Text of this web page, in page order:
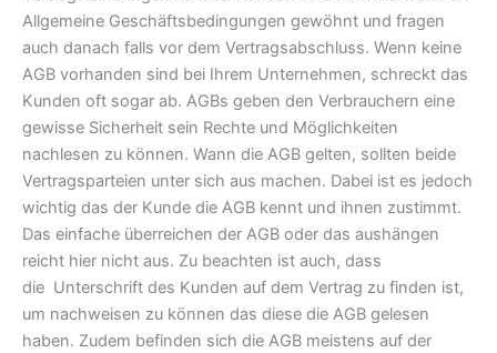
Allgemeine Geschäftsbedingungen gewöhnt und fragen
auch danach falls vor dem Vertragsabschluss. Wenn keine
AGB vorhanden sind bei Ihrem Unternehmen, schreckt das
Kunden oft sogar ab. AGBs geben den Verbrauchern eine
gewisse Sicherheit sein Rechte und Möglichkeiten
nachlesen zu können. Wann die AGB gelten, sollten beide
Vertragsparteien unter sich aus machen. Dabei ist es jedoch
wichtig das der Kunde die AGB kennt und ihnen zustimmt.
Das einfache überreichen der AGB oder das aushängen
reicht hier nicht aus. Zu beachten ist auch, dass
die Unterschrift des Kunden auf dem Vertrag zu finden ist,
um nachweisen zu können das diese die AGB gelesen
haben. Zudem befinden sich die AGB meistens auf der